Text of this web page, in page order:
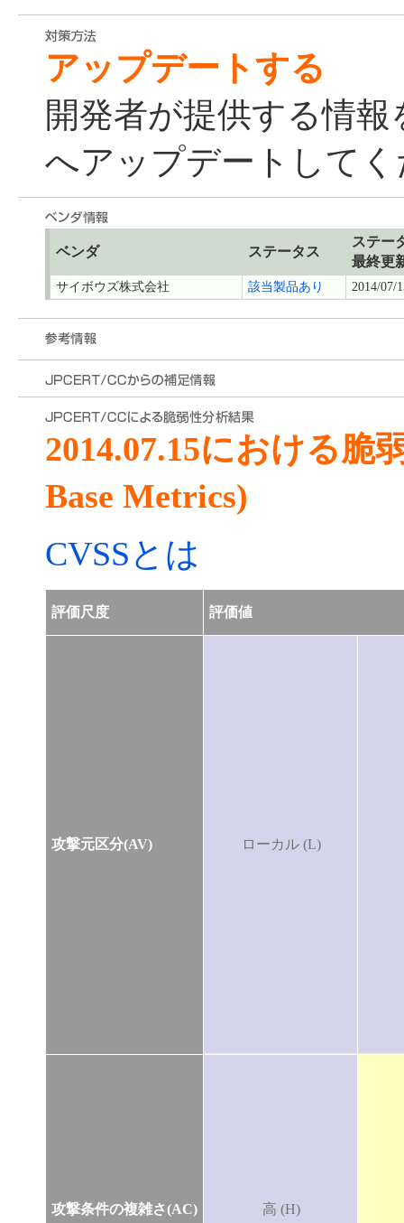
アップデートする
開発者が提供する情
へアップデートして
ベンダ ステータス
ステー
最終更
サイボウズ株式会社 該当製品あり 2014/07/
2014.07.15における脆
Base Metrics)
CVSSとは
評価尺度 評価値
攻撃元区分(AV) ローカル (L)
攻撃条件の複雑さ(AC) 高 (H)